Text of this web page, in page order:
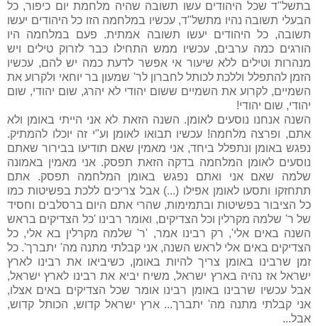
בתשל"ד שכל היהודים עשו תשובה שהיה מלחמת יום כיפור, כל
הבעלי תשובה נהיו מתשל"ד, עכשיו במלחמה הזו כל היהודים יעשו
תשובה, כל היהודים יעשו תשובה אמתית. פעם במלחמה היו
הורגים כמה ערבים, עכשיו ממש התחילו כבר לזרוק טילים ויש
מנהרות וטילים ללא שיעור אי אפשר לדעת כמה יש להם, עכשיו
הזמן להתפלל וללכת לכותל לחברון לר' שמעון בר יוחאי ולקרוע את
השמיים, לקרוע את השמיים ששום יהודי לא יהרג, שום יהודי, שום
יהודי, שום יהודי!
השנה אנחנו נוסעים לאומן. השנה הזאת לא אני הייתי באומן ולא
אתם, ופרצה מלחמה! עכשיו תבואו לאומן וע"י זה יוכלו להמתיק.
נפגש באומן ונתפלל ביחד, אני מאמין שאם תודיעו בבירור שאתם
נוסעים לאומן המלחמה בדקה הזאת תפסק. אני מאמין באמונה
שלמה שאם אני ואתם נפגש באומן המלחמה תפסק. אתם
תתחזקו ותסעו לאומן אפילו (...) אבל צריכים ללכת בפשיטות כמו
כל הציבור בפשיטות ובתמימות, שהרי אתם היום ברסלבים וחסיד
של ר' שלמה מקרלין וכל הצדיקים, ואומר רבינו 'כל הצדיקים בראש
השנה באים אלי', רק רבינו אמר, 'ר' שלמה מקרלין בא אלי, כל
הצדיקים באים אלי לראש השנה, אני קבלתי מתנה מה' יתברך'. כל
זמן שרבינו באומן צריך להיות באומן, כשיביאו את רבינו לארץ
ישראל אז נהיה בארץ ישראל, משיח יביא את רבינו לארץ ישראל,
אבל עכשיו שרבינו באומן רבינו אומר שכל הצדיקים באים אצלו,
אני קבלתי מתנה מה' יתברך... ארץ ישראל קדוש, הכותל קדוש,
אבל...